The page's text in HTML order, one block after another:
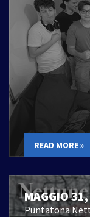
READ MORE »
MAGGIO
Puntatona